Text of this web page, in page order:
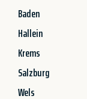
Baden
Hallein
Krems
Salzburg
Wels